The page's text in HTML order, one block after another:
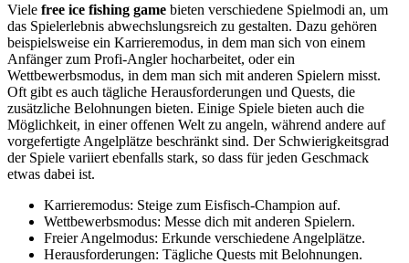
Viele free ice fishing game bieten verschiedene Spielmodi an, um
das Spielerlebnis abwechslungsreich zu gestalten. Dazu gehören
beispielsweise ein Karrieremodus, in dem man sich von einem
Anfänger zum Profi-Angler hocharbeitet, oder ein
Wettbewerbsmodus, in dem man sich mit anderen Spielern misst.
Oft gibt es auch tägliche Herausforderungen und Quests, die
zusätzliche Belohnungen bieten. Einige Spiele bieten auch die
Möglichkeit, in einer offenen Welt zu angeln, während andere auf
vorgefertigte Angelplätze beschränkt sind. Der Schwierigkeitsgrad
der Spiele variiert ebenfalls stark, so dass für jeden Geschmack
etwas dabei ist.
Karrieremodus: Steige zum Eisfisch-Champion auf.
Wettbewerbsmodus: Messe dich mit anderen Spielern.
Freier Angelmodus: Erkunde verschiedene Angelplätze.
Herausforderungen: Tägliche Quests mit Belohnungen.